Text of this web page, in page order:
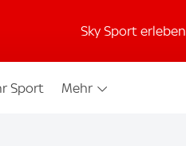
Sky Sport erleben
Sport Mehr